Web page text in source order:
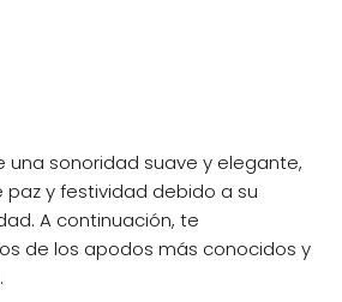
una sonoridad suave y elegante,
y festividad debido a su
A continuación, te
de los apodos más conocidos y